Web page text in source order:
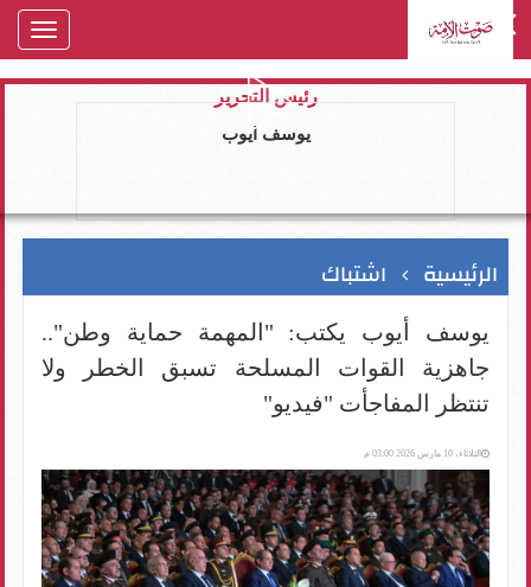
رئيس التحرير
يوسف ايوب
الرئيسية اشتباك
يوسف أيوب يكتب: "المهمة حماية وطن"..
جاهزية القوات المسلحة تسبق الخطر ولا
تنتظر المفاجأت "فيديو"
الثلاثاء، 10 مارس 2026 03:00 م